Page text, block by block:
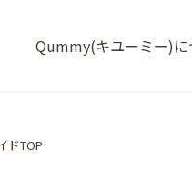
Qummy(キユーミー)に
ドTOP